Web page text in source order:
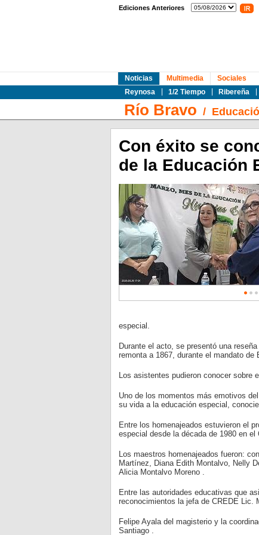
Ediciones Anteriores
Noticias
Reynosa
1/2 Tiempo Ribereña
Multimedia Sociales
Río Bravo /
Con éxito se
de la Educación
especial.
Durante el acto, se presentó una
remonta a 1867, durante el mandato de
Los asistentes pudieron conocer sobre
Uno de los momentos más emotivos
su vida a la educación especial,
Entre los homenajeados estuvieron el
especial desde la década de 1980 en
Los maestros homenajeados fueron:
Martínez, Diana Edith Montalvo, Nelly
Alicia Montalvo Moreno .
Entre las autoridades educativas que
reconocimientos la jefa de CREDE Lic.
Felipe Ayala del magisterio y la
Santiago .